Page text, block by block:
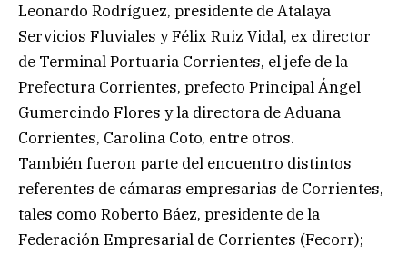
Leonardo Rodríguez, presidente de Atalaya
Servicios Fluviales y Félix Ruiz Vidal, ex director
de Terminal Portuaria Corrientes, el jefe de la
Prefectura Corrientes, prefecto Principal Ángel
Gumercindo Flores y la directora de Aduana
Corrientes, Carolina Coto, entre otros.
También fueron parte del encuentro distintos
referentes de cámaras empresarias de Corrientes,
tales como Roberto Báez, presidente de la
Federación Empresarial de Corrientes (Fecorr);